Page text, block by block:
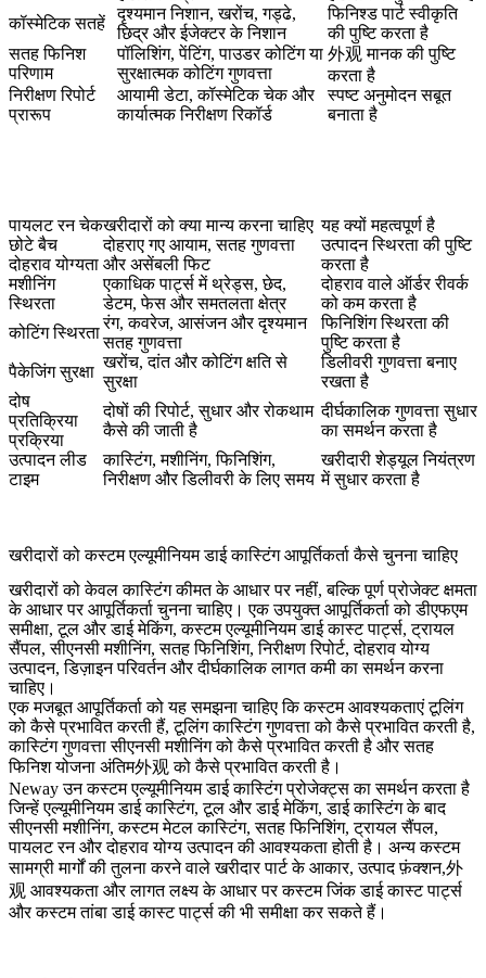
कॉस्मेटिक सतहें
दृश्यमान निशान, खरोंच, गड्ढे,
छिद्र और ईजेक्टर के निशान
फिनिश्ड पार्ट स्वीकृति
की पुष्टि करता है
सतह फिनिश
परिणाम
पॉलिशिंग, पेंटिंग, पाउडर कोटिंग या
सुरक्षात्मक कोटिंग गुणवत्ता
外观 मानक की पुष्टि
करता है
निरीक्षण रिपोर्ट
प्रारूप
आयामी डेटा, कॉस्मेटिक चेक और
कार्यात्मक निरीक्षण रिकॉर्ड
स्पष्ट अनुमोदन सबूत
बनाता है
पायलट रन चेकखरीदारों को क्या मान्य करना चाहिए यह क्यों महत्वपूर्ण है
छोटे बैच
दोहराव योग्यता
दोहराए गए आयाम, सतह गुणवत्ता
और असेंबली फिट
उत्पादन स्थिरता की पुष्टि
करता है
मशीनिंग
स्थिरता
एकाधिक पार्ट्स में थ्रेड्स, छेद,
डेटम, फेस और समतलता क्षेत्र
दोहराव वाले ऑर्डर रीवर्क
को कम करता है
कोटिंग स्थिरता
रंग, कवरेज, आसंजन और दृश्यमान
सतह गुणवत्ता
फिनिशिंग स्थिरता की
पुष्टि करता है
पैकेजिंग सुरक्षा
खरोंच, दांत और कोटिंग क्षति से
सुरक्षा
डिलीवरी गुणवत्ता बनाए
रखता है
दोष
प्रतिक्रिया
प्रक्रिया
दोषों की रिपोर्ट, सुधार और रोकथाम
कैसे की जाती है
दीर्घकालिक गुणवत्ता सुधार
का समर्थन करता है
उत्पादन लीड
टाइम
कास्टिंग, मशीनिंग, फिनिशिंग,
निरीक्षण और डिलीवरी के लिए समय
खरीदारी शेड्यूल नियंत्रण
में सुधार करता है
खरीदारों को कस्टम एल्यूमीनियम डाई कास्टिंग आपूर्तिकर्ता कैसे चुनना चाहिए
खरीदारों को केवल कास्टिंग कीमत के आधार पर नहीं, बल्कि पूर्ण प्रोजेक्ट क्षमता
के आधार पर आपूर्तिकर्ता चुनना चाहिए। एक उपयुक्त आपूर्तिकर्ता को डीएफएम
समीक्षा, टूल और डाई मेकिंग, कस्टम एल्यूमीनियम डाई कास्ट पार्ट्स, ट्रायल
सैंपल, सीएनसी मशीनिंग, सतह फिनिशिंग, निरीक्षण रिपोर्ट, दोहराव योग्य
उत्पादन, डिज़ाइन परिवर्तन और दीर्घकालिक लागत कमी का समर्थन करना
चाहिए।
एक मजबूत आपूर्तिकर्ता को यह समझना चाहिए कि कस्टम आवश्यकताएं टूलिंग
को कैसे प्रभावित करती हैं, टूलिंग कास्टिंग गुणवत्ता को कैसे प्रभावित करती है,
कास्टिंग गुणवत्ता सीएनसी मशीनिंग को कैसे प्रभावित करती है और सतह
फिनिश योजना अंतिम外观 को कैसे प्रभावित करती है।
Neway उन कस्टम एल्यूमीनियम डाई कास्टिंग प्रोजेक्ट्स का समर्थन करता है
जिन्हें एल्यूमीनियम डाई कास्टिंग, टूल और डाई मेकिंग, डाई कास्टिंग के बाद
सीएनसी मशीनिंग, कस्टम मेटल कास्टिंग, सतह फिनिशिंग, ट्रायल सैंपल,
पायलट रन और दोहराव योग्य उत्पादन की आवश्यकता होती है। अन्य कस्टम
सामग्री मार्गों की तुलना करने वाले खरीदार पार्ट के आकार, उत्पाद फ़ंक्शन,外
观 आवश्यकता और लागत लक्ष्य के आधार परकस्टम जिंक डाई कास्ट पार्ट्स
औरकस्टम तांबा डाई कास्ट पार्ट्सकी भी समीक्षा कर सकते हैं।